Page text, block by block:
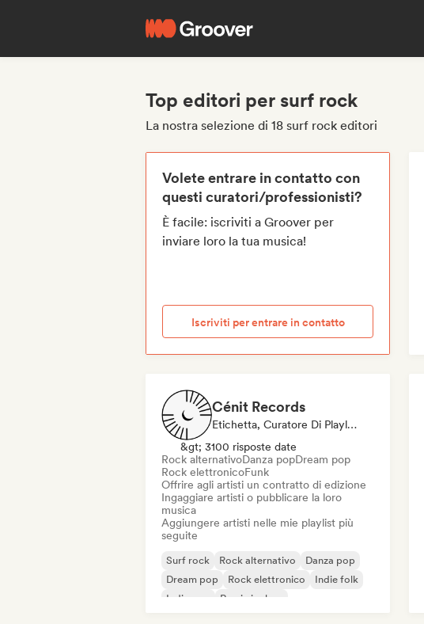
Top editori per surf rock
La nostra selezione di 18 surf rock editori
Volete entrare in contatto con
questi curatori/professionisti?
È facile: iscriviti a Groover per
inviare loro la tua musica!
Iscriviti per entrare in contatto
Cénit Records
Etichetta, Curatore Di Playlist, Editore
&gt; 3100 risposte date
Rock alternativoDanza popDream pop
Rock elettronicoFunk
Offrire agli artisti un contratto di edizione
Ingaggiare artisti o pubblicare la loro
musica
Aggiungere artisti nelle mie playlist più
seguite
Surf rock Rock alternativo
Danza pop
Dream pop
Rock elettronico
Indie folk
Indie pop
Rap in inglese